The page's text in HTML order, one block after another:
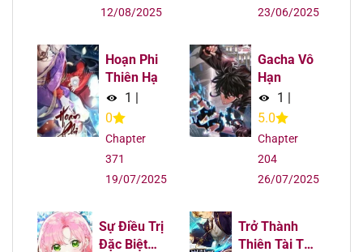
12/08/2025
23/06/2025
Hoạn Phi
Thiên Hạ
1 |
0
Chapter
371
19/07/2025
Gacha Vô
Hạn
1 |
5.0
Chapter
204
26/07/2025
Sự Điều Trị
Đặc Biệt
Trở Thành
Thiên Tài Tốc